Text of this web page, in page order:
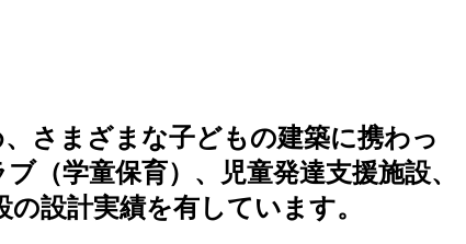
さまざまな子どもの建築に携わっ
（学童保育）、児童発達支援施設、
設計実績を有しています。